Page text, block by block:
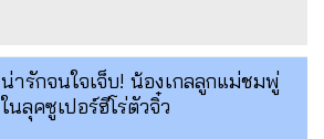
น่ารักจนใจเจ็บ! น้องเกลลูกแม่ชมพู่
ในลุคซูเปอร์ฮีโร่ตัวจิ๋ว